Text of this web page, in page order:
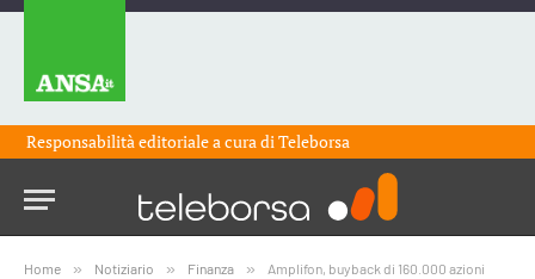
Responsabilità editoriale a cura diTeleborsa
Home » Notiziario » Finanza » Amplifon, buyback di 160.000 azioni